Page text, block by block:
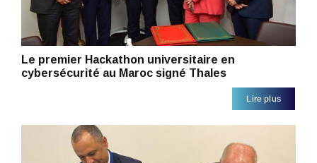
Le premier Hackathon universitaire en
cybersécurité au Maroc signé Thales
Lire plus